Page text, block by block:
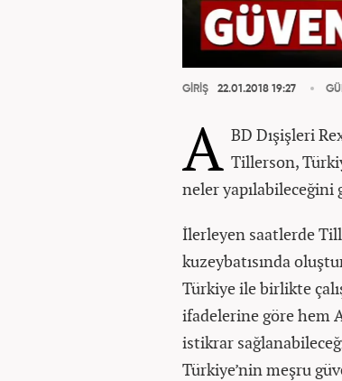
GİRİŞ 22.01.2018 19:27
A BD Dışişleri
Tillerson,
neler
İlerleyen saatlerde
kuzeybatısında
Türkiye ile birlikte
ifadelerine göre hem
istikrar
Türkiye’nin meşru